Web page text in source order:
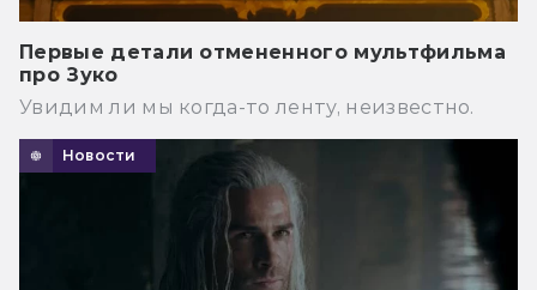
Первые детали отмененного мультфильма
про Зуко
Увидим ли мы когда-то ленту, неизвестно.
Новости